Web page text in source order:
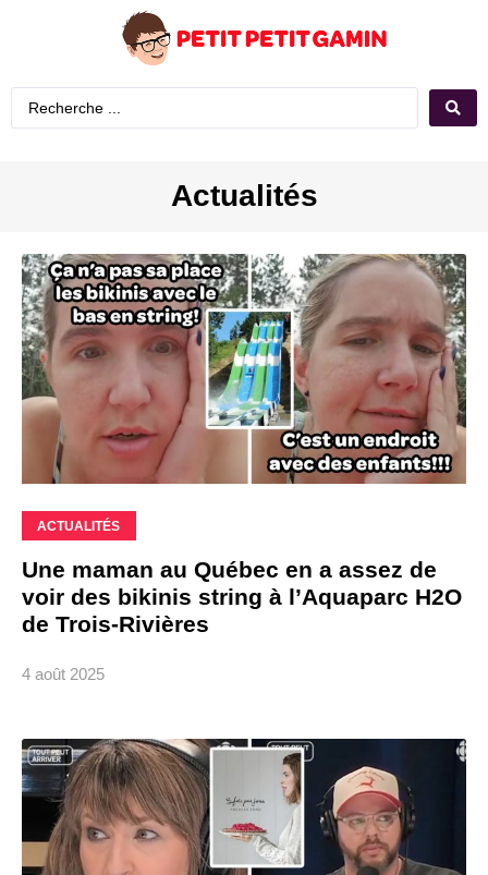
Actualités
ACTUALITÉS
Une maman au Québec en a assez de
voir des bikinis string à l’Aquaparc H2O
de Trois-Rivières
4 août 2025